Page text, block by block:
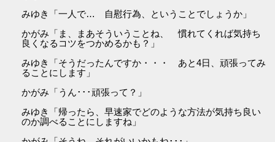
みゆき「一人で… 自慰行為、ということでしょうか」
かがみ「ま、まあそういうことね、 慣れてくれば気持ち
良くなるコツをつかめるかも？」
みゆき「そうだったんですか・・・ あと4日、頑張ってみ
ることにします」
かがみ「うん･･･頑張って？」
みゆき「帰ったら、早速家でどのような方法が気持ち良い
のか調べることにしますね」